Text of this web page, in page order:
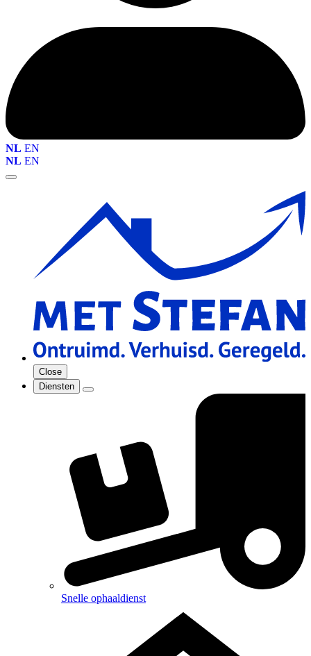
NL EN
NL EN
Close
Diensten
Snelle ophaaldienst